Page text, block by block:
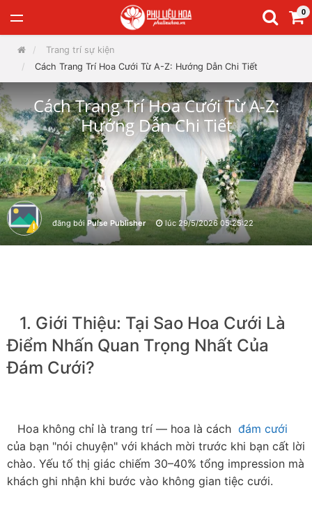
0
Trang trí sự kiện
Cách Trang Trí Hoa Cưới Từ A-Z: Hướng Dẫn Chi Tiết
Cách Trang Trí Hoa Cưới Từ A-Z:
Hướng Dẫn Chi Tiết
đăng bởiPulse Publisher lúc 29/5/2026 05:25:22
Điểm Nhấn Quan Trọng Nhất Của
Đám Cưới?
   Hoa không chỉ là trang trí — hoa là cách
đám cưới
của bạn "nói chuyện" với khách mời trước khi bạn cất lời
chào. Yếu tố thị giác chiếm 30–40% tổng impression mà
khách ghi nhận khi bước vào không gian tiệc cưới.